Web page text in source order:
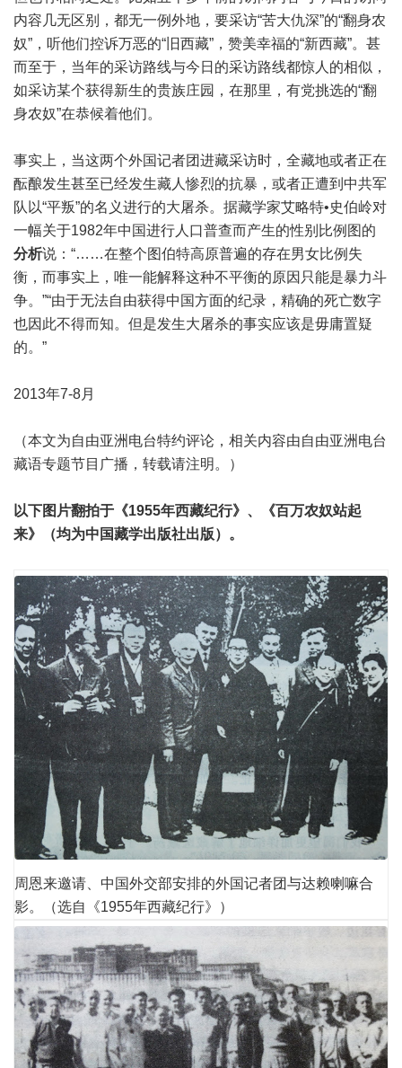
内容几无区别，都无一例外地，要采访“苦大仇深”的“翻身农
奴”，听他们控诉万恶的“旧西藏”，赞美幸福的“新西藏”。甚
而至于，当年的采访路线与今日的采访路线都惊人的相似，
如采访某个获得新生的贵族庄园，在那里，有党挑选的“翻
身农奴”在恭候着他们。
事实上，当这两个外国记者团进藏采访时，全藏地或者正在
酝酿发生甚至已经发生藏人惨烈的抗暴，或者正遭到中共军
队以“平叛”的名义进行的大屠杀。据藏学家艾略特•史伯岭对
一幅关于1982年中国进行人口普查而产生的性别比例图的
分析说：“……在整个图伯特高原普遍的存在男女比例失
衡，而事实上，唯一能解释这种不平衡的原因只能是暴力斗
争。”“由于无法自由获得中国方面的纪录，精确的死亡数字
也因此不得而知。但是发生大屠杀的事实应该是毋庸置疑
的。”
2013年7-8月
（本文为自由亚洲电台特约评论 ，相关内容由自由亚洲电台
藏语专题节目 广播，转载请注明。）
以下图片翻拍于《1955年西藏纪行》、《百万农奴站起
来》（均为中国藏学出版社出版）。
周恩来邀请、中国外交部安排的外国记者团与达赖喇嘛合
影。（选自《1955年西藏纪行》）